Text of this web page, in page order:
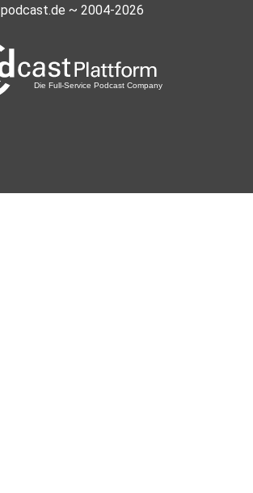
podcast.de ~ 2004-2026